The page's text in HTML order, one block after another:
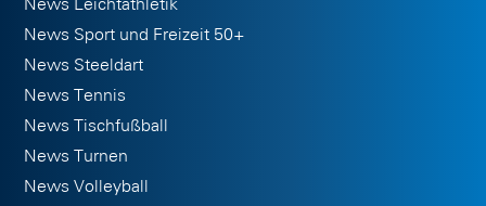
News Leichtathletik
News Sport und Freizeit 50+
News Steeldart
News Tennis
News Tischfußball
News Turnen
News Volleyball